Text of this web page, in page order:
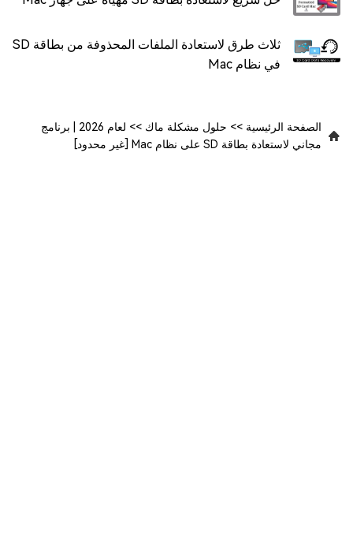
ثلاث طرق لاستعادة الملفات المحذوفة من بطاقة SD
في نظام Mac
الصفحة الرئيسية >> حلول مشكلة ماك >>
لعام 2026 | برنامج
مجاني لاستعادة بطاقة SD على نظام Mac [غير محدود]